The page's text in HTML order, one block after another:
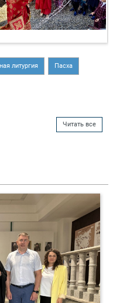
литургия Пасха
Читать все